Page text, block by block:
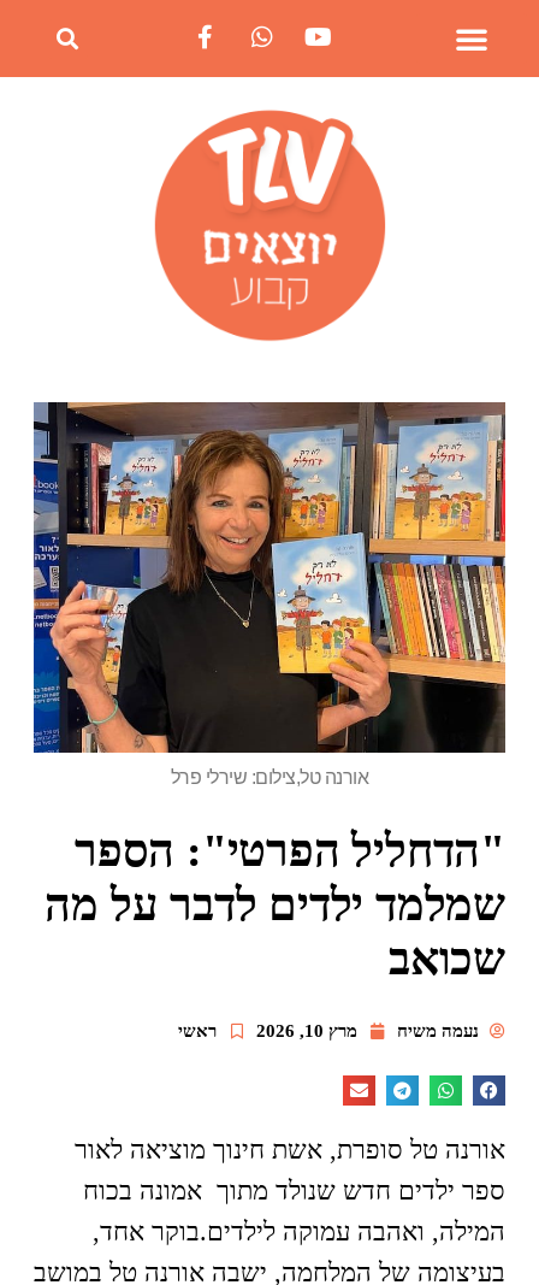
אורנה טל,צילום: שירלי פרל
"הדחליל הפרטי": הספר
שמלמד ילדים לדבר על מה
שכואב
נעמה משיח מרץ 10, 2026 ראשי
אורנה טל סופרת, אשת חינוך מוציאה לאור
ספר ילדים חדש שנולד מתוך אמונה בכוח
המילה, ואהבה עמוקה לילדים.בוקר אחד,
בעיצומה של המלחמה, ישבה אורנה טל במושב